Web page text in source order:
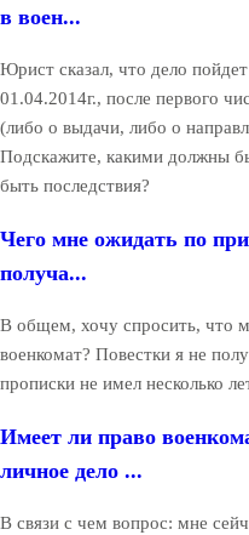
в воен...
Юрист сказал, что дело
01.04.2014г., после первого
(либо о выдачи, либо о
Подскажите, какими должны
быть последствия?
Чего мне ожидать по
получа...
В общем, хочу спросить, что
военкомат? Повестки я не
прописки не имел несколько
Имеет ли право
личное дело ...
В связи с чем вопрос: мне